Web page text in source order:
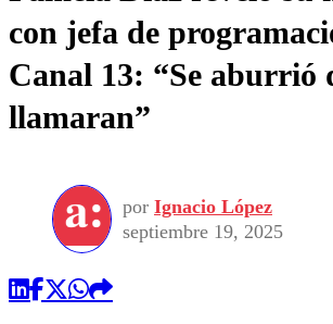
con jefa de
Canal 13: “Se aburrió
llamaran”
por Ignacio López
septiembre 19, 2025